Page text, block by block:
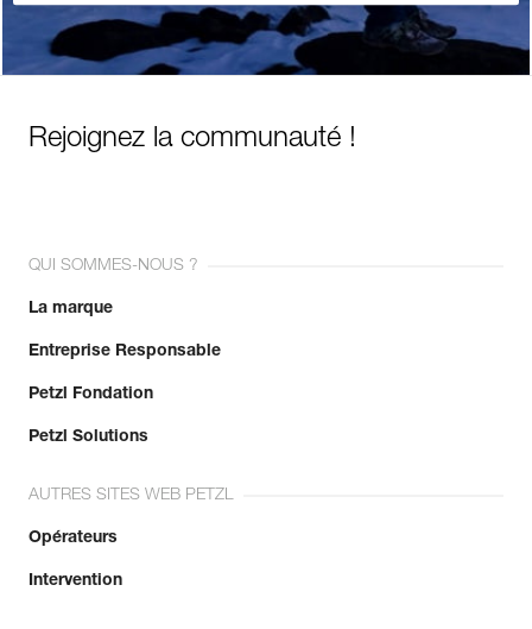
Rejoignez la communauté !
QUI SOMMES-NOUS ?
La marque
Entreprise Responsable
Petzl Fondation
Petzl Solutions
AUTRES SITES WEB PETZL
Opérateurs
Intervention